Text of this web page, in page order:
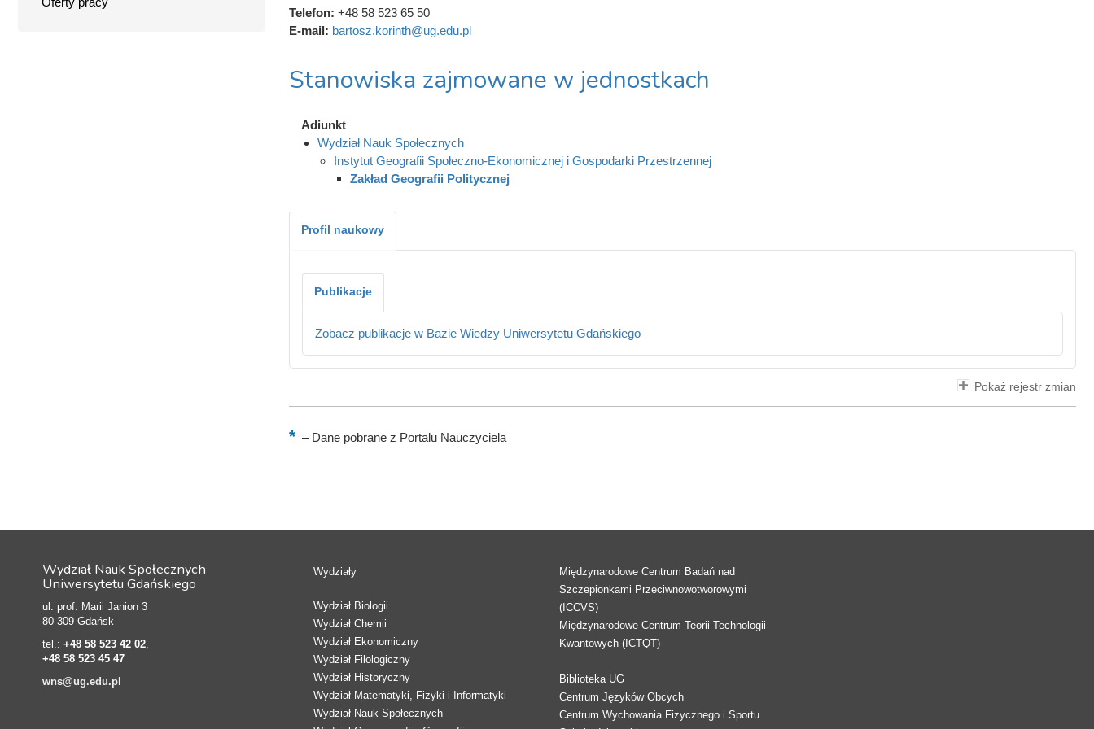
Telefon: +48 58 523 65 50
E-mail: bartosz.korinth@ug.edu.pl
Stanowiska zajmowane w jednostkach
Adiunkt
Wydział Nauk Społecznych
Instytut Geografii Społeczno-Ekonomicznej i Gospodarki Przestrzennej
Zakład Geografii Politycznej
Profil naukowy
Publikacje
Zobacz publikacje w Bazie Wiedzy Uniwersytetu Gdańskiego
Pokaż rejestr zmian
–Dane pobrane z Portalu Nauczyciela
Wydział Nauk Społecznych
Uniwersytetu Gdańskiego
ul. prof. Marii Janion 3
80-309 Gdańsk
tel.: +48 58 523 42 02,
+48 58 523 45 47
wns@ug.edu.pl
Wydziały
Wydział Biologii
Wydział Chemii
Wydział Ekonomiczny
Wydział Filologiczny
Wydział Historyczny
Wydział Matematyki, Fizyki i Informatyki
Wydział Nauk Społecznych
Międzynarodowe Centrum Badań nad
Szczepionkami Przeciwnowotworowymi
(ICCVS)
Międzynarodowe Centrum Teorii Technologii
Kwantowych (ICTQT)
Biblioteka UG
Centrum Języków Obcych
Centrum Wychowania Fizycznego i Sportu